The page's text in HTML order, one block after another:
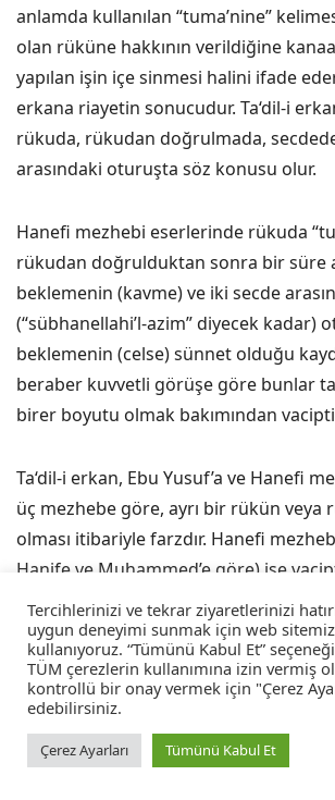
anlamda kullanılan “tuma’nine”
olan rüküne hakkının verildiğine
yapılan işin içe sinmesi halini ifade
erkana riayetin sonucudur. Ta‘dil-i
rükuda, rükudan doğrulmada,
arasındaki oturuşta söz konusu olur.
Hanefi mezhebi eserlerinde rükuda
rükudan doğrulduktan sonra bir süre
beklemenin (kavme) ve iki secde
(“sübhanellahi’l-azim” diyecek kadar)
beklemenin (celse) sünnet olduğu
beraber kuvvetli görüşe göre bunlar
birer boyutu olmak bakımından
Ta‘dil-i erkan, Ebu Yusuf’a ve Hanefi
üç mezhebe göre, ayrı bir rükün veya
olması itibariyle farzdır. Hanefi
Hanife ve Muhammed’e göre) ise
Namazdan Kendi Fiili ile Çıkmak
Ebu Hanife’ye göre namaz kılan
namazdan çıkması namazın
Tercihlerinizi ve tekrar ziyaretlerinizi
uygun deneyimi sunmak için web
kullanıyoruz. “Tümünü Kabul Et”
TÜM çerezlerin kullanımına izin vermiş
kontrollü bir onay vermek için "Çerez
edebilirsiniz.
Çerez Ayarları Tümünü Kabul Et